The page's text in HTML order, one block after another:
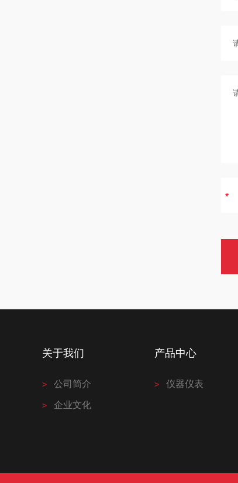
关于我们
公司简介
企业文化
产品中心
仪器仪表